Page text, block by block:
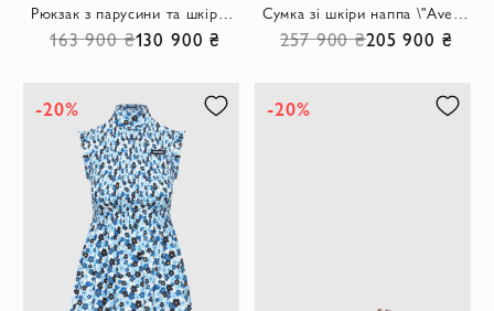
163 900 ₴130 900 ₴ 257 900 ₴205 900 ₴
-20% -20%